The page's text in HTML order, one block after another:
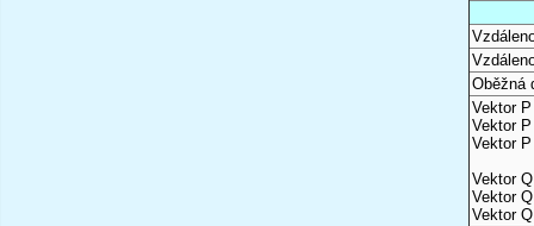
Oběžná
Vektor
Vektor
Vektor
Vektor
Vektor
Vektor